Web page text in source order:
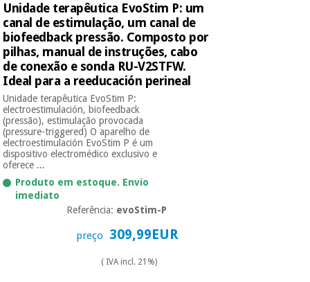
Unidade terapêutica EvoStim P: um
canal de estimulação, um canal de
biofeedback pressão. Composto por
pilhas, manual de instruções, cabo
de conexão e sonda RU-V2STFW.
Ideal para a reeducación perineal
Unidade terapêutica EvoStim P:
electroestimulación, biofeedback
(pressão), estimulação provocada
(pressure-triggered) O aparelho de
electroestimulación EvoStim P é um
dispositivo electromédico exclusivo e
oferece ...
Produto em estoque. Envio
imediato
Referência: evoStim-P
preço 309,99EUR
( IVA incl. 21%)